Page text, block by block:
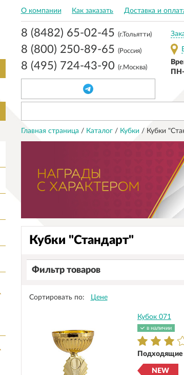
О компании Как заказать Доставка и
8 (8482) 65-02-45 (г.Тольятти)
8 (800) 250-89-65 (Россия)
8 (495) 724-43-90 (г.Москва)
Главная страница / Каталог / Кубки / Кубки
Кубки "Стандарт"
Фильтр товаров
Сортировать по: Цене
Кубок 071
в наличии
Подходящие
NEW